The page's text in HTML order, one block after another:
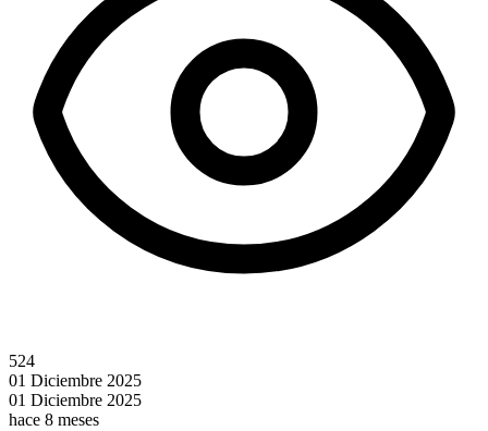
524
01 Diciembre 2025
01 Diciembre 2025
hace 8 meses